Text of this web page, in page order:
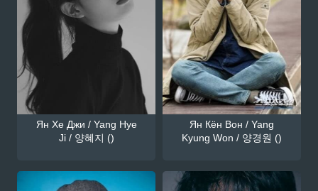
Ян Хе Джи / Yang Hye
Ji / 양혜지 ()
Ян Кён Вон / Yang
Kyung Won / 양경원 ()